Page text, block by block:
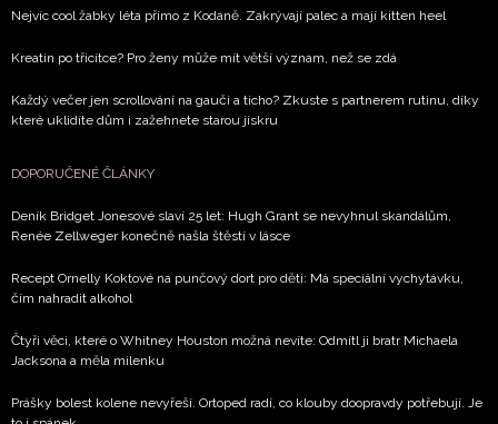
Nejvíc cool žabky léta přímo z Kodaně. Zakrývají palec a mají kitten heel
Kreatin po třicítce? Pro ženy může mít větší význam, než se zdá
Každý večer jen scrollování na gauči a ticho? Zkuste s partnerem rutinu, díky
které uklidíte dům i zažehnete starou jiskru
DOPORUČENÉ ČLÁNKY
Deník Bridget Jonesové slaví 25 let: Hugh Grant se nevyhnul skandálům,
Renée Zellweger konečně našla štěstí v lásce
Recept Ornelly Koktové na punčový dort pro děti: Má speciální vychytávku,
čím nahradit alkohol
Čtyři věci, které o Whitney Houston možná nevíte: Odmítl ji bratr Michaela
Jacksona a měla milenku
Prášky bolest kolene nevyřeší. Ortoped radí, co klouby doopravdy potřebují. Je